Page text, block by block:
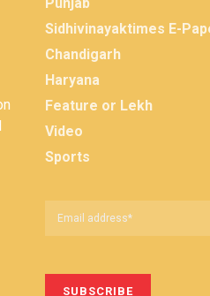
Sidhivinayaktimes E-
Chandigarh
Haryana
Feature or Lekh
Video
Sports